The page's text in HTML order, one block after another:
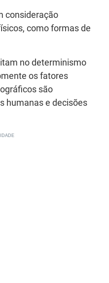
consideração
como formas de
no determinismo
os fatores
são
humanas e decisões